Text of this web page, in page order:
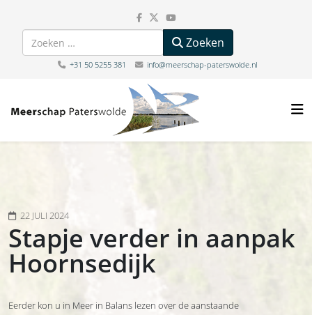
Zoeken Zoeken
+31 50 5255 381 info@meerschap-paterswolde.nl
22 JULI 2024
Stapje verder in aanpak
Hoornsedijk
Eerder kon u in Meer in Balans lezen over de aanstaande